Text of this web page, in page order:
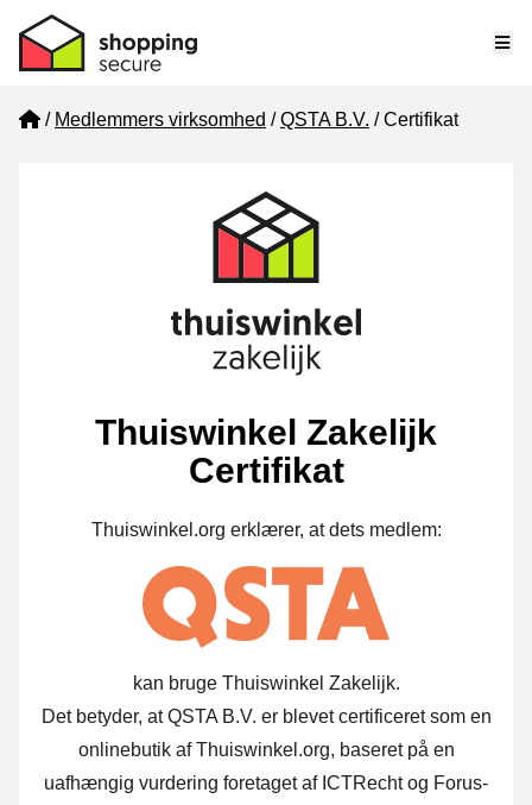
Home
Medlemmers virksomhed QSTA B.V. Certifikat
Thuiswinkel Zakelijk
Certifikat
Thuiswinkel.org erklærer, at dets medlem:
kan bruge Thuiswinkel Zakelijk.
Det betyder, at QSTA B.V. er blevet certificeret som en
onlinebutik af Thuiswinkel.org, baseret på en
uafhængig vurdering foretaget af ICTRecht og Forus-